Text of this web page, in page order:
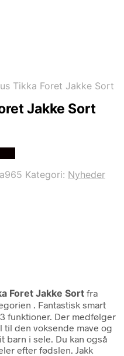
Tikka Foret Jakke Sort
Jakke Sort
Kategori: Nyheder
Foret Jakke Sort fra
. Fantastisk smart
funktioner. Der medfølger
til den voksende mave og
i sele. Du kan også
efter fødslen. Jakk